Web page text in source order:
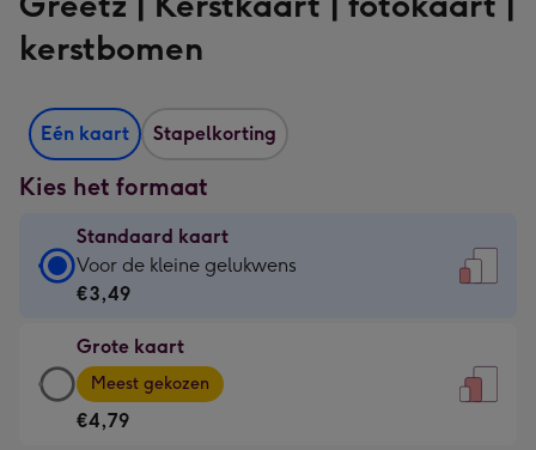
kerstbomen
Eén kaart Stapelkorting
Kies het formaat
Standaard kaart
Standaard
kaart
€3,49
-
Voor
Voor de kleine gelukwens
€3,49
Grote kaart
Grote
kaart
-
Meest gekozen
€4,79